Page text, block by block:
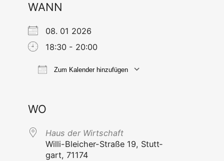
WANN
08. 01 2026
18:30 - 20:00
Zum Kalender hinzufügen
WO
Haus der Wirtschaft
Wil­li-Blei­cher-Stra­ße 19, Stutt­
gart, 71174